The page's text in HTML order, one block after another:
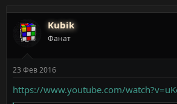
т
е
м
ы
т
а
н
ч
а
л
а
Kubik
Фанат
23 Фев 2016
https://www.youtube.com/